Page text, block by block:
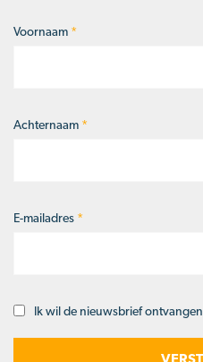
Naam*
Voornaam *
Achternaam *
E-mailadres *
Opt-Ik wil de nieuwsbrief ontvangen